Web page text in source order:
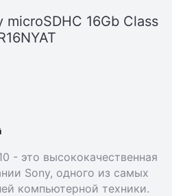
microSDHC 16Gb Class
- это высококачественная
Sony, одного из самых
компьютерной техники.